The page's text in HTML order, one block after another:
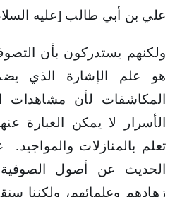
علي بن أبي طالب [عليه
ولكنهم يستدركون بأن
هو علم الإشارة الذي
المكاشفات لأن مشاهدات
الأسرار لا يمكن العبارة
تعلم بالمنازلات
الحديث عن أصول الصوفية
زهادهم وعلمائهم، ولكننا